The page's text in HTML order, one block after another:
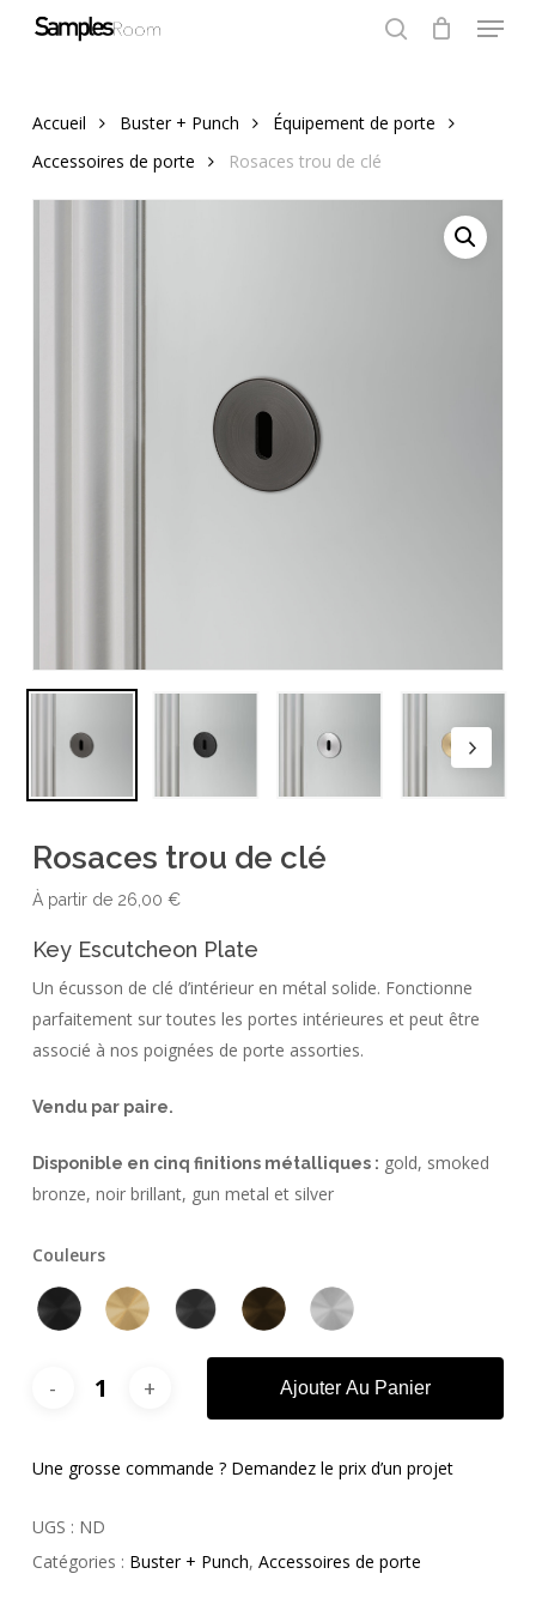
Menu
Accueil Buster + Punch
Équipement de porte
Accessoires de porte
Rosaces trou de clé
Rosaces trou de clé
À partir de 26,00 €
Key Escutcheon Plate
Un écusson de clé d’intérieur en métal solide. Fonctionne
parfaitement sur toutes les portes intérieures et peut être
associé à nos poignées de porte assorties.
Vendu par paire.
Disponible en cinq finitions métalliques : gold, smoked
bronze, noir brillant, gun metal et silver
Couleurs
Ajouter Au Panier
Une grosse commande ? Demandez le prix d’un projet
UGS : ND
Catégories : Buster + Punch, Accessoires de porte